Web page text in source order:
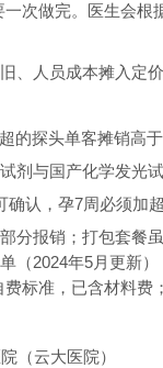
次做完。医生会根
、人员成本摊入定
的探头单客摊销高
剂与国产化学发光
确认，孕7周必须加
分报销；打包套餐
（2024年5月更新）
标准，已含材料
（云大医院）